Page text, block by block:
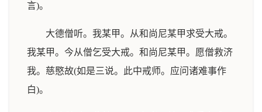
言)。
大德僧听。我某甲。从和尚尼某甲求受大戒。
我某甲。今从僧乞受大戒。和尚尼某甲。愿僧救济
我。慈愍故(如是三说。此中戒师。应问诸难事作
白)。